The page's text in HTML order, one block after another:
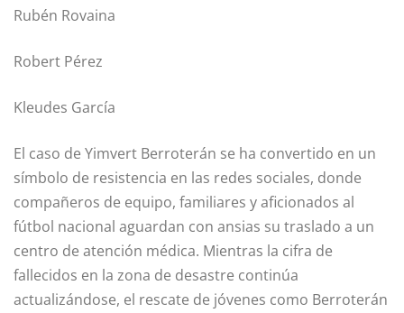
Rubén Rovaina
Robert Pérez
Kleudes García
El caso de Yimvert Berroterán se ha convertido en un
símbolo de resistencia en las redes sociales, donde
compañeros de equipo, familiares y aficionados al
fútbol nacional aguardan con ansias su traslado a un
centro de atención médica. Mientras la cifra de
fallecidos en la zona de desastre continúa
actualizándose, el rescate de jóvenes como Berroterán